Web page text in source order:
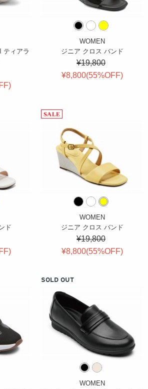
ティアラ
)
WOMEN
ジニア クロス バンド
¥19,800
¥8,800(55%OFF)
ド
)
WOMEN
ジニア クロス バンド
¥19,800
¥8,800(55%OFF)
SOLD OUT
WOMEN